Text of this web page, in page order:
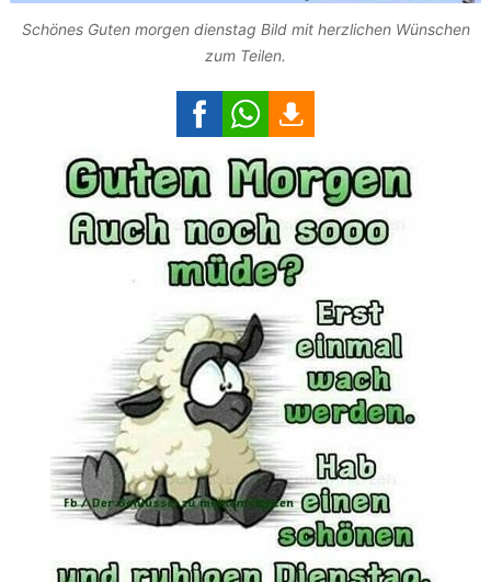
Schönes Guten morgen dienstag Bild mit herzlichen Wünschen
zum Teilen.